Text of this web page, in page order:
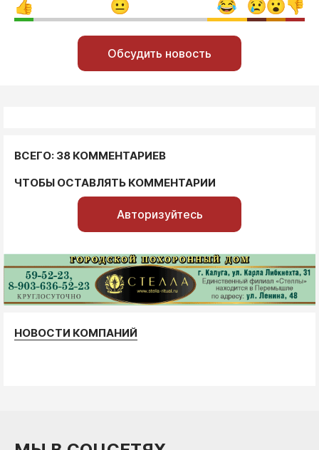
Обсудить новость
ВСЕГО: 38 КОММЕНТАРИЕВ
ЧТОБЫ ОСТАВЛЯТЬ КОММЕНТАРИИ
Авторизуйтесь
НОВОСТИ КОМПАНИЙ